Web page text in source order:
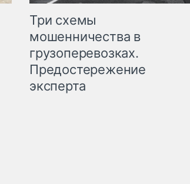
Три схемы
мошенничества в
грузоперевозках.
Предостережение
эксперта